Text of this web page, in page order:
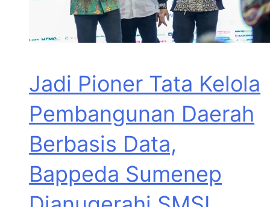
Jadi Pioner Tata Kelola
Pembangunan Daerah
Berbasis Data,
Bappeda Sumenep